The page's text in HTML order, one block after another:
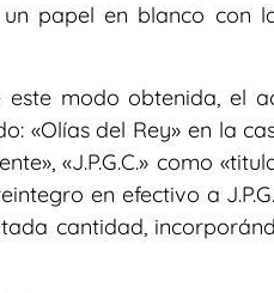
papel en blanco con
este modo obtenida, el
«Olías del Rey» en la
«J.P.G.C.» como
en efectivo a
cantidad,